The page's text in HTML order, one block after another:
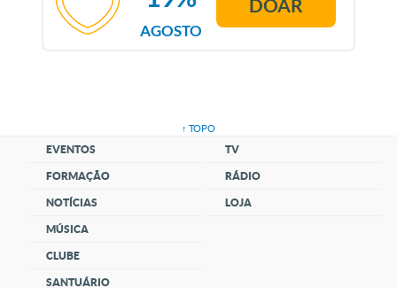
AGOSTO
DOAR
↑ TOPO
EVENTOS
FORMAÇÃO
NOTÍCIAS
MÚSICA
CLUBE
SANTUÁRIO
TV
RÁDIO
LOJA